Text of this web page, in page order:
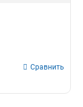
Сравнить